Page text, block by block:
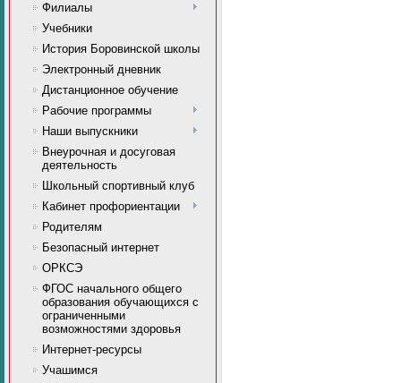
Филиалы
Учебники
История Боровинской школы
Электронный дневник
Дистанционное обучение
Рабочие программы
Наши выпускники
Внеурочная и досуговая
деятельность
Школьный спортивный клуб
Кабинет профориентации
Родителям
Безопасный интернет
ОРКСЭ
ФГОС начального общего
образования обучающихся с
ограниченными
возможностями здоровья
Интернет-ресурсы
Учашимся